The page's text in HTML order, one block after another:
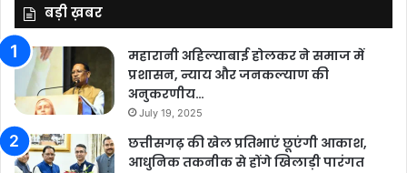
बड़ी ख़बर
महारानी अहिल्याबाई होलकर ने समाज में
प्रशासन, न्याय और जनकल्याण की
अनुकरणीय…
July 19, 2025
छत्तीसगढ़ की खेल प्रतिभाएं छूएंगी आकाश,
आधुनिक तकनीक से होंगे खिलाड़ी पारंगत